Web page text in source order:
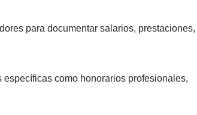
para documentar salarios, prestaciones,
como honorarios profesionales,